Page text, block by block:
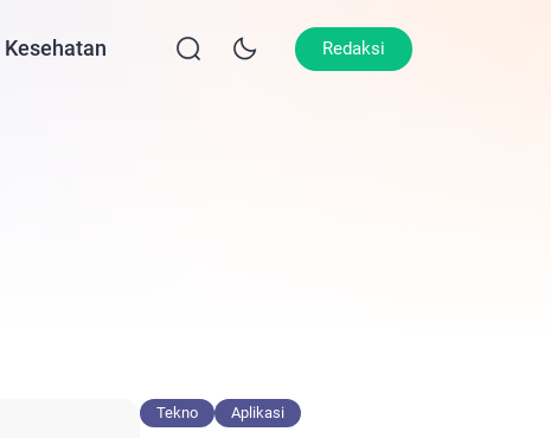
Kesehatan Lifestyle Olahraga
Redaksi
Tekno Aplikasi